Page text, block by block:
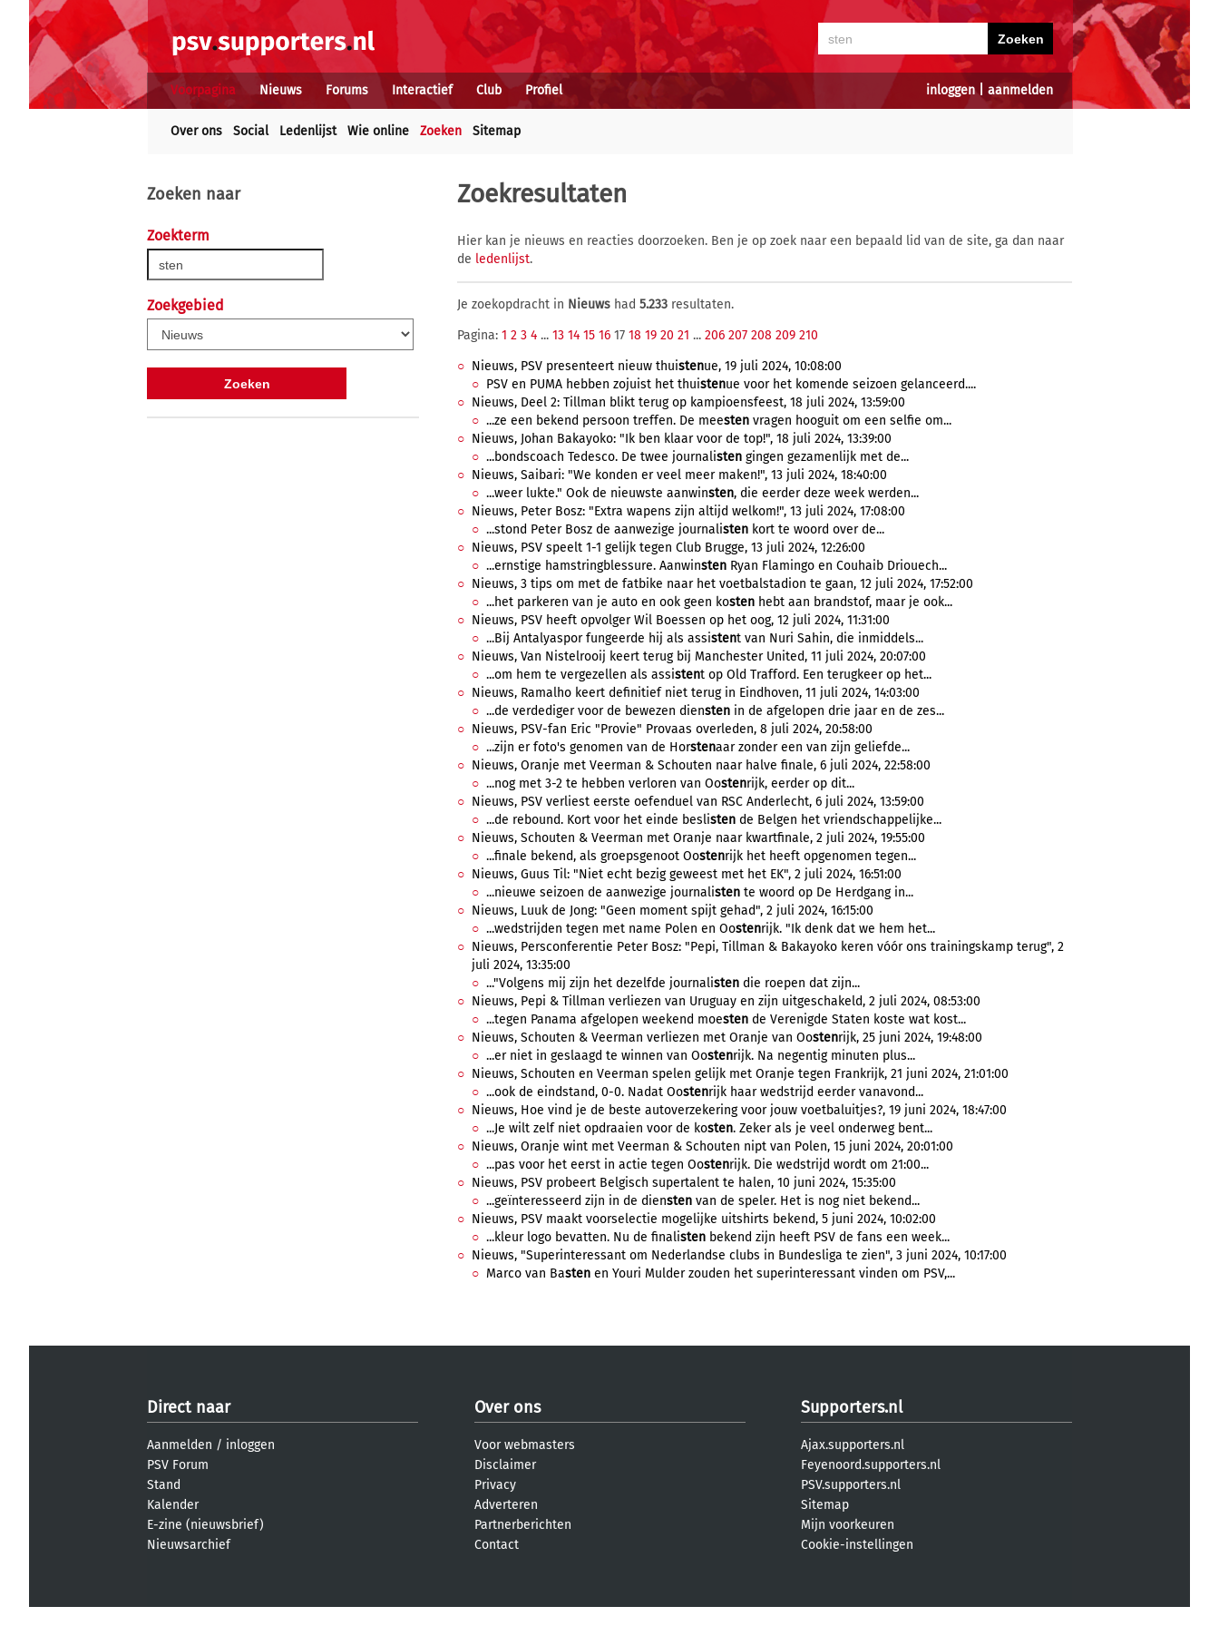
inloggen| aanmelden
Voorpagina Nieuws Forums Interactief Club Profiel
Over ons Social Ledenlijst Wie online Zoeken Sitemap
Zoeken naar
Zoekterm
Zoekgebied
Zoekresultaten
Hier kan je nieuws en reacties doorzoeken. Ben je op zoek naar een bepaald lid van de site, ga dan naar
de ledenlijst.
Je zoekopdracht in Nieuws had 5.233 resultaten.
Pagina: 1 2 3 4 ... 13 14 15 16 17 18 19 20 21 ... 206 207 208 209 210
Nieuws, PSV presenteert nieuw thuistenue, 19 juli 2024, 10:08:00
PSV en PUMA hebben zojuist het thuistenue voor het komende seizoen gelanceerd....
Nieuws, Deel 2: Tillman blikt terug op kampioensfeest, 18 juli 2024, 13:59:00
...ze een bekend persoon treffen. De meesten vragen hooguit om een selfie om...
Nieuws, Johan Bakayoko: "Ik ben klaar voor de top!", 18 juli 2024, 13:39:00
...bondscoach Tedesco. De twee journalisten gingen gezamenlijk met de...
Nieuws, Saibari: "We konden er veel meer maken!", 13 juli 2024, 18:40:00
...weer lukte." Ook de nieuwste aanwinsten, die eerder deze week werden...
Nieuws, Peter Bosz: "Extra wapens zijn altijd welkom!", 13 juli 2024, 17:08:00
...stond Peter Bosz de aanwezige journalisten kort te woord over de...
Nieuws, PSV speelt 1-1 gelijk tegen Club Brugge, 13 juli 2024, 12:26:00
...ernstige hamstringblessure. Aanwinsten Ryan Flamingo en Couhaib Driouech...
Nieuws, 3 tips om met de fatbike naar het voetbalstadion te gaan, 12 juli 2024, 17:52:00
...het parkeren van je auto en ook geen kosten hebt aan brandstof, maar je ook...
Nieuws, PSV heeft opvolger Wil Boessen op het oog, 12 juli 2024, 11:31:00
...Bij Antalyaspor fungeerde hij als assistent van Nuri Sahin, die inmiddels...
Nieuws, Van Nistelrooij keert terug bij Manchester United, 11 juli 2024, 20:07:00
...om hem te vergezellen als assistent op Old Trafford. Een terugkeer op het...
Nieuws, Ramalho keert definitief niet terug in Eindhoven, 11 juli 2024, 14:03:00
...de verdediger voor de bewezen diensten in de afgelopen drie jaar en de zes...
Nieuws, PSV-fan Eric "Provie" Provaas overleden, 8 juli 2024, 20:58:00
...zijn er foto's genomen van de Horstenaar zonder een van zijn geliefde...
Nieuws, Oranje met Veerman & Schouten naar halve finale, 6 juli 2024, 22:58:00
...nog met 3-2 te hebben verloren van Oostenrijk, eerder op dit...
Nieuws, PSV verliest eerste oefenduel van RSC Anderlecht, 6 juli 2024, 13:59:00
...de rebound. Kort voor het einde beslisten de Belgen het vriendschappelijke...
Nieuws, Schouten & Veerman met Oranje naar kwartfinale, 2 juli 2024, 19:55:00
...finale bekend, als groepsgenoot Oostenrijk het heeft opgenomen tegen...
Nieuws, Guus Til: "Niet echt bezig geweest met het EK", 2 juli 2024, 16:51:00
...nieuwe seizoen de aanwezige journalisten te woord op De Herdgang in...
Nieuws, Luuk de Jong: "Geen moment spijt gehad", 2 juli 2024, 16:15:00
...wedstrijden tegen met name Polen en Oostenrijk. "Ik denk dat we hem het...
Nieuws, Persconferentie Peter Bosz: "Pepi, Tillman & Bakayoko keren vóór ons trainingskamp terug", 2
juli 2024, 13:35:00
..."Volgens mij zijn het dezelfde journalisten die roepen dat zijn...
Nieuws, Pepi & Tillman verliezen van Uruguay en zijn uitgeschakeld, 2 juli 2024, 08:53:00
...tegen Panama afgelopen weekend moesten de Verenigde Staten koste wat kost...
Nieuws, Schouten & Veerman verliezen met Oranje van Oostenrijk, 25 juni 2024, 19:48:00
...er niet in geslaagd te winnen van Oostenrijk. Na negentig minuten plus...
Nieuws, Schouten en Veerman spelen gelijk met Oranje tegen Frankrijk, 21 juni 2024, 21:01:00
...ook de eindstand, 0-0. Nadat Oostenrijk haar wedstrijd eerder vanavond...
Nieuws, Hoe vind je de beste autoverzekering voor jouw voetbaluitjes?, 19 juni 2024, 18:47:00
...Je wilt zelf niet opdraaien voor de kosten. Zeker als je veel onderweg bent...
Nieuws, Oranje wint met Veerman & Schouten nipt van Polen, 15 juni 2024, 20:01:00
...pas voor het eerst in actie tegen Oostenrijk. Die wedstrijd wordt om 21:00...
Nieuws, PSV probeert Belgisch supertalent te halen, 10 juni 2024, 15:35:00
...geïnteresseerd zijn in de diensten van de speler. Het is nog niet bekend...
Nieuws, PSV maakt voorselectie mogelijke uitshirts bekend, 5 juni 2024, 10:02:00
...kleur logo bevatten. Nu de finalisten bekend zijn heeft PSV de fans een week...
Nieuws, "Superinteressant om Nederlandse clubs in Bundesliga te zien", 3 juni 2024, 10:17:00
Marco van Basten en Youri Mulder zouden het superinteressant vinden om PSV,...
Direct naar
Aanmelden / inloggen
PSV Forum
Stand
Kalender
E-zine (nieuwsbrief)
Nieuwsarchief
Over ons
Voor webmasters
Disclaimer
Privacy
Adverteren
Partnerberichten
Contact
Supporters.nl
Ajax.supporters.nl
Feyenoord.supporters.nl
PSV.supporters.nl
Sitemap
Mijn voorkeuren
Cookie-instellingen